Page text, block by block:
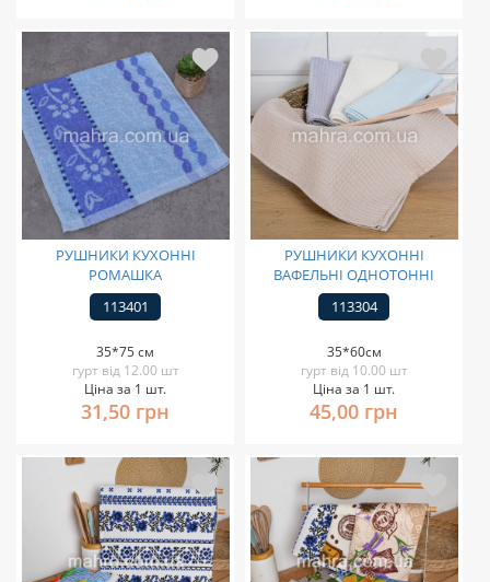
РУШНИКИ КУХОННІ
РОМАШКА
113401
35*75 см
гурт від 12.00 шт
Ціна за 1 шт.
31,50 грн
РУШНИКИ КУХОННІ
ВАФЕЛЬНІ ОДНОТОННІ
113304
35*60см
гурт від 10.00 шт
Ціна за 1 шт.
45,00 грн